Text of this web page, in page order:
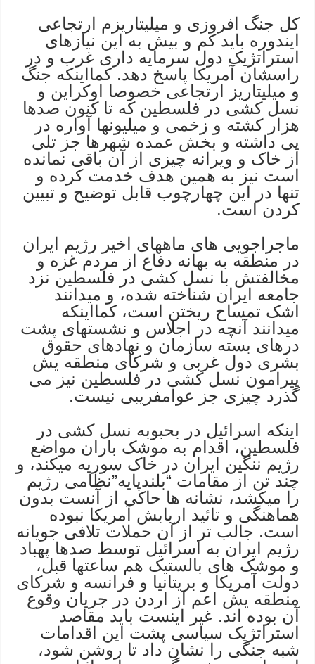
کل جنگ افروزی و میلیتاریزم ارتجاعی
ایندوره باید کم و بیش به این نیازهای
استراتژیک دول سرمایه داری غرب و در
راسشان آمریکا پاسخ دهد. کمااینکه جنگ
و میلیتاریز ارتجاعی خصوصا اوکراین و
نسل کشی در فلسطین که تا کنون صدها
هزار کشته و زخمی و میلیونها آواره در
پی داشته و بخش عمده شهرها جز تلی
از خاک و ویرانه چیزی از آن باقی نمانده
است نیز به همین هدف خدمت کرده و
تنها در این چهارچوب قابل توضیح و تبیین
کردن است.
ماجراجویی های ماههای اخیر رژیم ایران
در منطقه به بهانه دفاع از مردم غزه و
مخالفتش با نسل کشی در فلسطین نزد
جامعه ایران شناخته شده، و میدانند
اشک تمساح ریختن است، کمااینکه
میدانند آنچه در اجلاس و نشستهای پشت
درهای بسته سازمان و نهادهای حقوق
بشری دول غربی و شرکای منطقه یش
پیرامون نسل کشی در فلسطین نیز می
گذرد چیزی جز عوامفریبی نیست.
اینکه اسرائیل در بحبوبه نسل کشی در
فلسطین، اقدام به موشک باران مواضع
رژیم ننگین ایران در خاک سوریه میکند، و
چند تن از مقامات “بلندپایه”نظامی رژیم
را میکشد، نشانه ها حاکی از آنست بدون
هماهنگی و تائید اربابش آمریکا نبوده
است. جالب تر از آن حملات تلافی جویانه
رژیم ایران به اسرائیل توسط صدها پهباد
و موشک های بالستیک هم ساعتها قبل،
دولت آمریکا و بریتانیا و فرانسه و شرکای
منطقه یش اعم از اردن در جریان وقوع
آن بوده اند. غیر اینست باید مقاصد
استراتژیک سیاسی پشت این اقدامات
شبه جنگی را نشان داد تا روشن شود،